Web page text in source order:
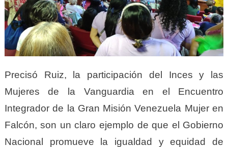
Precisó Ruiz, la participación del Inces y las
Mujeres de la Vanguardia en el Encuentro
Integrador de la Gran Misión Venezuela Mujer en
Falcón, son un claro ejemplo de que el Gobierno
Nacional promueve la igualdad y equidad de